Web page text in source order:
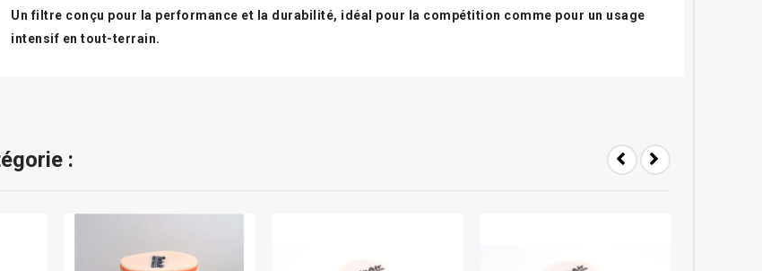
Un filtre conçu pour la performance et la durabilité, idéal pour la compétition comme pour un usage
intensif en tout-terrain.
: